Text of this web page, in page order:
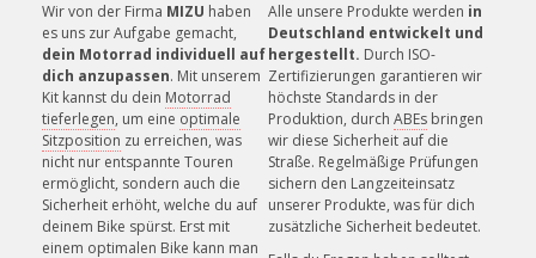
KUNDENSERVICE
Unsere Mitarbeiter helfen gerne!
Wir von der Firma MIZU haben
es uns zur Aufgabe gemacht,
dein Motorrad individuell auf
dich anzupassen. Mit unserem
Kit kannst du dein Motorrad
tieferlegen, um eine optimale
Sitzposition zu erreichen, was
nicht nur entspannte Touren
ermöglicht, sondern auch die
Sicherheit erhöht, welche du auf
deinem Bike spürst. Erst mit
einem optimalen Bike kann man
Alle unsere Produkte werden in
Deutschland entwickelt und
hergestellt. Durch ISO-
Zertifizierungen garantieren wir
höchste Standards in der
Produktion, durch ABEs bringen
wir diese Sicherheit auf die
Straße. Regelmäßige Prüfungen
sichern den Langzeiteinsatz
unserer Produkte, was für dich
zusätzliche Sicherheit bedeutet.